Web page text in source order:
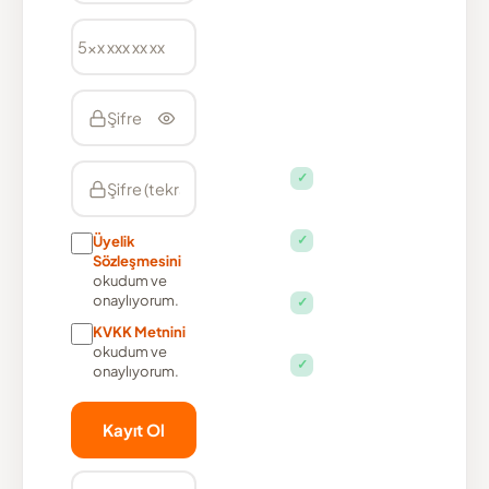
Üyelik
Sözleşmesini
okudum ve
onaylıyorum.
KVKK Metnini
okudum ve
onaylıyorum.
Kayıt Ol
✓
✓
✓
✓